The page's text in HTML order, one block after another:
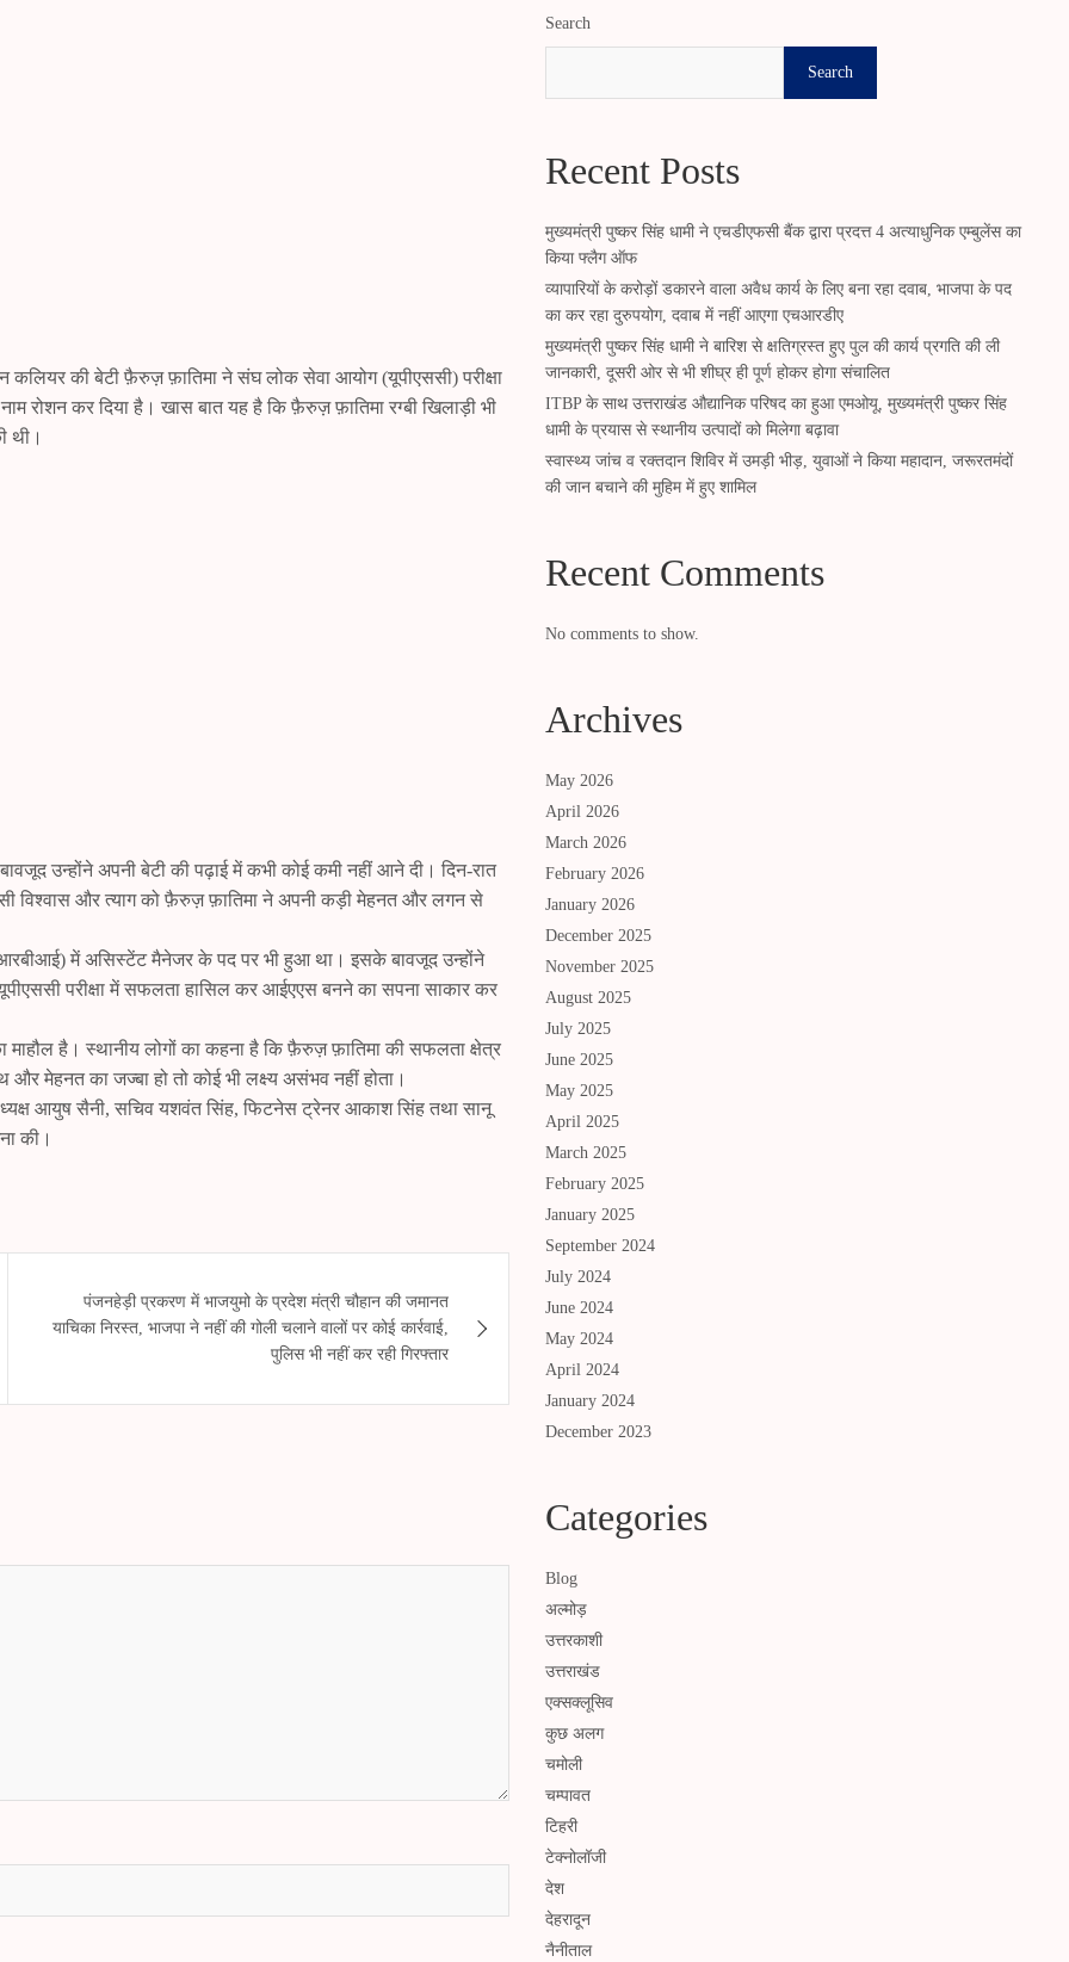
कलियर की बेटी फ़ैरुज़ फ़ातिमा ने संघ लोक सेवा आयोग (यूपीएससी) परीक्षा
रोशन कर दिया है। खास बात यह है कि फ़ैरुज़ फ़ातिमा रग्बी खिलाड़ी भी
थी।
उन्होंने अपनी बेटी की पढ़ाई में कभी कोई कमी नहीं आने दी। दिन-रात
विश्वास और त्याग को फ़ैरुज़ फ़ातिमा ने अपनी कड़ी मेहनत और लगन से
(आरबीआई) में असिस्टेंट मैनेजर के पद पर भी हुआ था। इसके बावजूद उन्होंने
परीक्षा में सफलता हासिल कर आईएएस बनने का सपना साकार कर
है। स्थानीय लोगों का कहना है कि फ़ैरुज़ फ़ातिमा की सफलता क्षेत्र
मेहनत का जज्बा हो तो कोई भी लक्ष्य असंभव नहीं होता।
आयुष सैनी, सचिव यशवंत सिंह, फिटनेस ट्रेनर आकाश सिंह तथा सानू
की।
पंजनहेड़ी प्रकरण में भाजयुमो के प्रदेश मंत्री चौहान की जमानत
याचिका निरस्त, भाजपा ने नहीं की गोली चलाने वालों पर कोई कार्रवाई,
पुलिस भी नहीं कर रही गिरफ्तार
Search
Search
Recent Posts
मुख्यमंत्री पुष्कर सिंह धामी ने एचडीएफसी बैंक द्वारा प्रदत्त 4 अत्याधुनिक एम्बुलेंस का
किया फ्लैग ऑफ
व्यापारियों के करोड़ों डकारने वाला अवैध कार्य के लिए बना रहा दवाब, भाजपा के पद
का कर रहा दुरुपयोग, दवाब में नहीं आएगा एचआरडीए
मुख्यमंत्री पुष्कर सिंह धामी ने बारिश से क्षतिग्रस्त हुए पुल की कार्य प्रगति की ली
जानकारी, दूसरी ओर से भी शीघ्र ही पूर्ण होकर होगा संचालित
ITBP के साथ उत्तराखंड औद्यानिक परिषद का हुआ एमओयू, मुख्यमंत्री पुष्कर सिंह
धामी के प्रयास से स्थानीय उत्पादों को मिलेगा बढ़ावा
स्वास्थ्य जांच व रक्तदान शिविर में उमड़ी भीड़, युवाओं ने किया महादान, जरूरतमंदों
की जान बचाने की मुहिम में हुए शामिल
Recent Comments
No comments to show.
Archives
May 2026
April 2026
March 2026
February 2026
January 2026
December 2025
November 2025
August 2025
July 2025
June 2025
May 2025
April 2025
March 2025
February 2025
January 2025
September 2024
July 2024
June 2024
May 2024
April 2024
January 2024
December 2023
Categories
Blog
अल्मोड़
उत्तरकाशी
उत्तराखंड
एक्सक्लूसिव
कुछ अलग
चमोली
चम्पावत
टिहरी
टेक्नोलॉजी
देश
देहरादून
नैनीताल